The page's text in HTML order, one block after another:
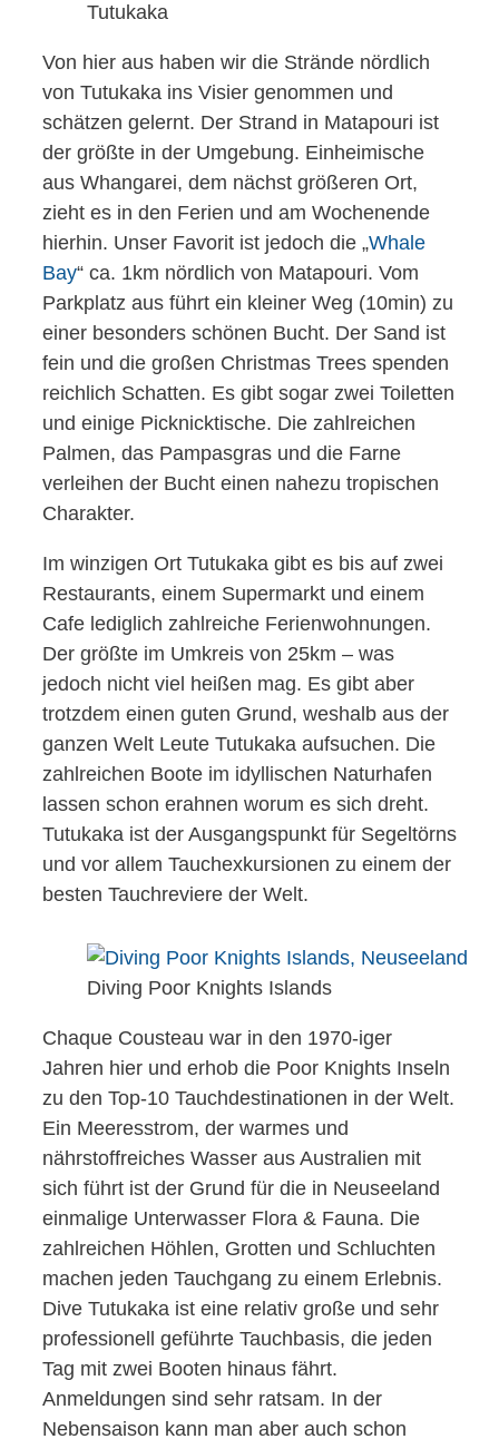
Tutukaka
Von hier aus haben wir die Strände nördlich
von Tutukaka ins Visier genommen und
schätzen gelernt. Der Strand in Matapouri ist
der größte in der Umgebung. Einheimische
aus Whangarei, dem nächst größeren Ort,
zieht es in den Ferien und am Wochenende
hierhin. Unser Favorit ist jedoch die „Whale
Bay“ ca. 1km nördlich von Matapouri. Vom
Parkplatz aus führt ein kleiner Weg (10min) zu
einer besonders schönen Bucht. Der Sand ist
fein und die großen Christmas Trees spenden
reichlich Schatten. Es gibt sogar zwei Toiletten
und einige Picknicktische. Die zahlreichen
Palmen, das Pampasgras und die Farne
verleihen der Bucht einen nahezu tropischen
Charakter.
Im winzigen Ort Tutukaka gibt es bis auf zwei
Restaurants, einem Supermarkt und einem
Cafe lediglich zahlreiche Ferienwohnungen.
Der größte im Umkreis von 25km – was
jedoch nicht viel heißen mag. Es gibt aber
trotzdem einen guten Grund, weshalb aus der
ganzen Welt Leute Tutukaka aufsuchen. Die
zahlreichen Boote im idyllischen Naturhafen
lassen schon erahnen worum es sich dreht.
Tutukaka ist der Ausgangspunkt für Segeltörns
und vor allem Tauchexkursionen zu einem der
besten Tauchreviere der Welt.
Diving Poor Knights Islands
Chaque Cousteau war in den 1970-iger
Jahren hier und erhob die Poor Knights Inseln
zu den Top-10 Tauchdestinationen in der Welt.
Ein Meeresstrom, der warmes und
nährstoffreiches Wasser aus Australien mit
sich führt ist der Grund für die in Neuseeland
einmalige Unterwasser Flora & Fauna. Die
zahlreichen Höhlen, Grotten und Schluchten
machen jeden Tauchgang zu einem Erlebnis.
Dive Tutukaka ist eine relativ große und sehr
professionell geführte Tauchbasis, die jeden
Tag mit zwei Booten hinaus fährt.
Anmeldungen sind sehr ratsam. In der
Nebensaison kann man aber auch schon